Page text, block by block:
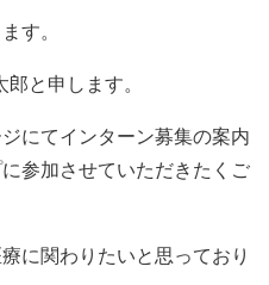
す。
と申します。
にてインターン募集の案内
参加させていただきたくご
に関わりたいと思っており